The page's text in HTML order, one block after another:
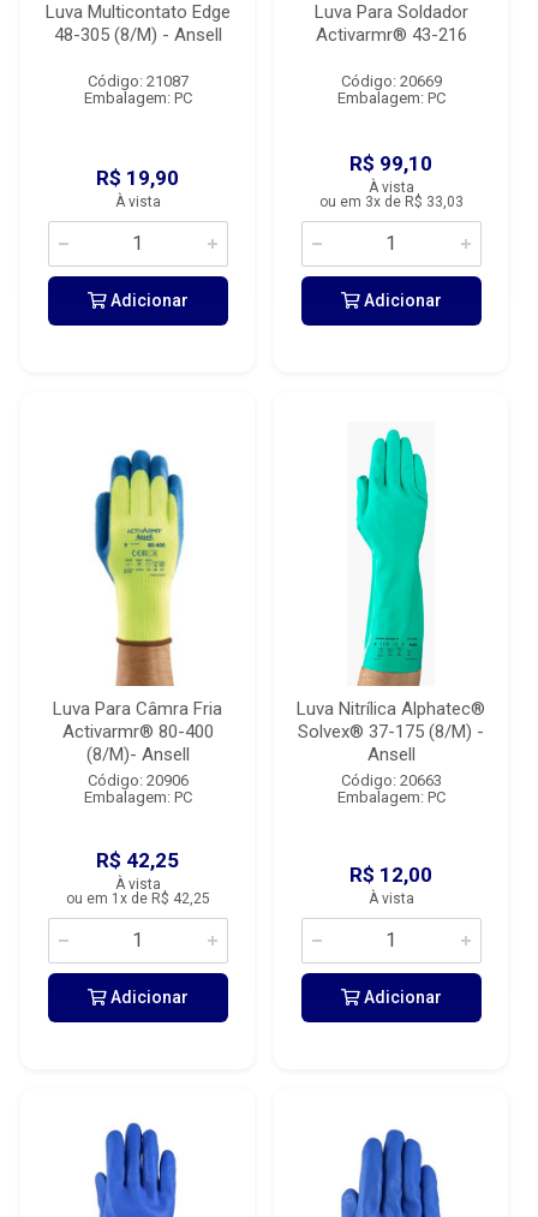
Luva Multicontato Edge
48-305 (8/M) - Ansell
Código: 21087
Embalagem: PC
R$ 19,90
À vista
Adicionar
Luva Para Soldador
Activarmr® 43-216
Código: 20669
Embalagem: PC
R$ 99,10
À vista
ou em 3x de R$ 33,03
Adicionar
Luva Para Câmra Fria
Activarmr® 80-400
(8/M)- Ansell
Código: 20906
Embalagem: PC
R$ 42,25
À vista
ou em 1x de R$ 42,25
Adicionar
Luva Nitrílica Alphatec®
Solvex® 37-175 (8/M) -
Ansell
Código: 20663
Embalagem: PC
R$ 12,00
À vista
Adicionar